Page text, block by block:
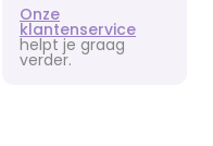
Onze
klantenservice
helpt je graag
verder.